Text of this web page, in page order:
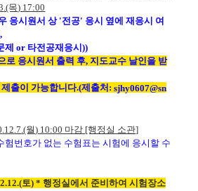
.(목) 17:00
응시원서 상 '전공' 응시 옆에재응시 여
제or 타전공재응시))
로 응시원서 출력 후, 지도교수 날인을 받
출이 가능합니다.(제출처:sjhy0607@sn
.12 .7 .(월) 10:00 마감 [행정실 소관]
험번호가 없는 수험표는 시험에 응시할 수
.12.(토) * 행정실에서 준비하여 시험장소